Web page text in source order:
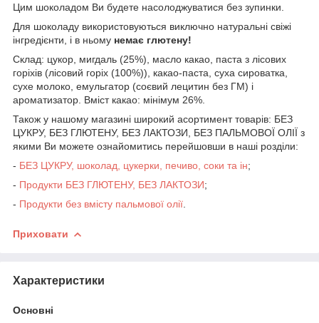
Цим шоколадом Ви будете насолоджуватися без зупинки.
Для шоколаду використовуються виключно натуральні свіжі
інгредієнти, і в ньому немає глютену!
Склад: цукор, мигдаль (25%), масло какао, паста з лісових
горіхів (лісовий горіх (100%)), какао-паста, суха сироватка,
сухе молоко, емульгатор (соєвий лецитин без ГМ) і
ароматизатор. Вміст какао: мінімум 26%.
Також у нашому магазині широкий асортимент товарів: БЕЗ
ЦУКРУ, БЕЗ ГЛЮТЕНУ, БЕЗ ЛАКТОЗИ, БЕЗ ПАЛЬМОВОЇ ОЛІЇ з
якими Ви можете ознайомитись перейшовши в наші розділи:
- БЕЗ ЦУКРУ, шоколад, цукерки, печиво, соки та ін;
- Продукти БЕЗ ГЛЮТЕНУ, БЕЗ ЛАКТОЗИ;
- Продукти без вмісту пальмової олії
Приховати
Характеристики
Основні